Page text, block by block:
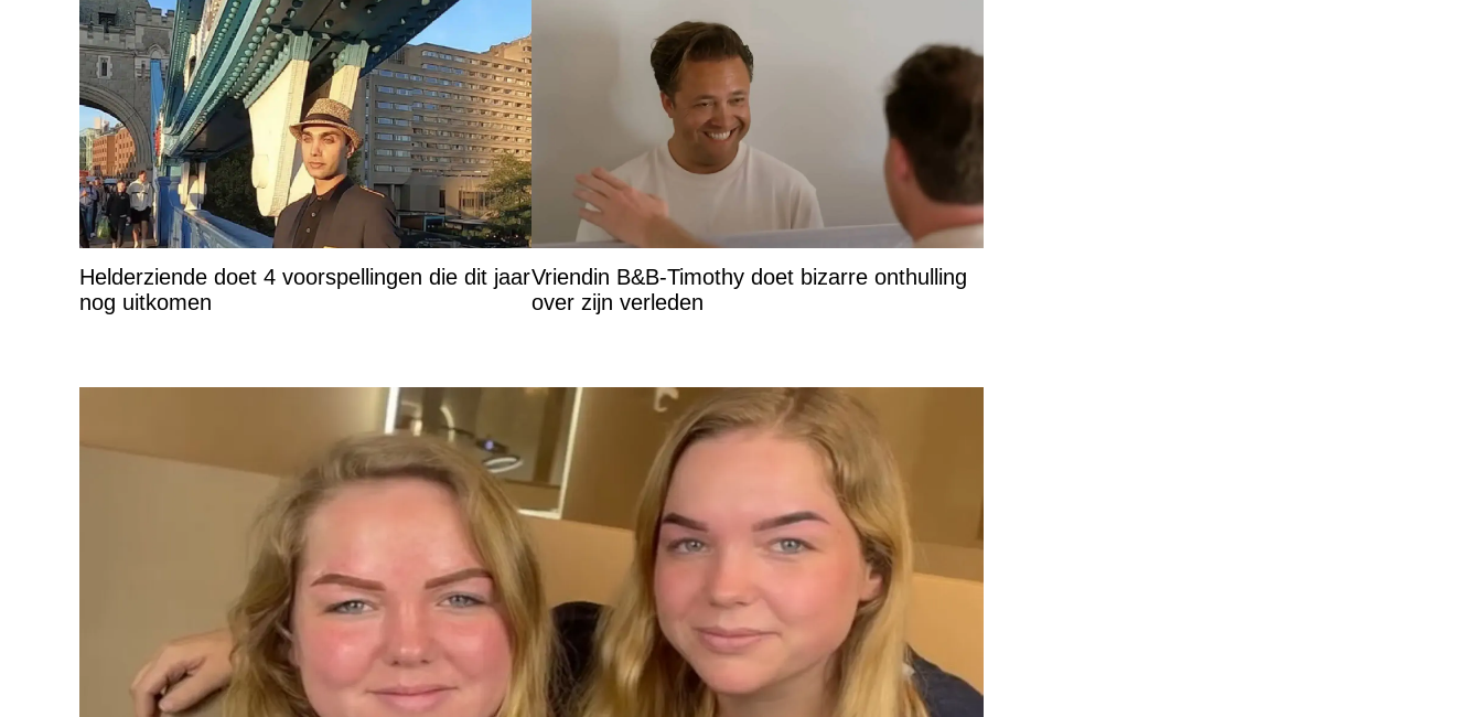
Helderziende doet 4 voorspellingen die dit jaar
nog uitkomen
Vriendin B&B-Timothy doet bizarre onthulling
over zijn verleden